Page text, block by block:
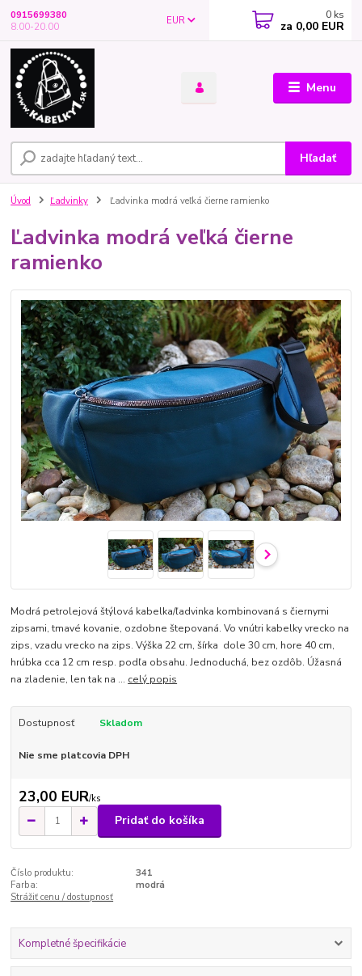
Menu
EUR
Hľadať
0915699380
8.00-20.00
0 ks
za 0,00 EUR
Úvod Ľadvinky Ľadvinka modrá veľká čierne ramienko
Ľadvinka modrá veľká čierne
ramienko
Modrá petrolejová štýlová kabelka/ľadvinka kombinovaná s čiernymi
zipsami, tmavé kovanie, ozdobne štepovaná. Vo vnútri kabelky vrecko na
zips, vzadu vrecko na zips. Výška 22 cm, šírka dole 30 cm, hore 40 cm,
hrúbka cca 12 cm resp. podľa obsahu. Jednoduchá, bez ozdôb. Úžasná
na zladenie, len tak na ... celý popis
Dostupnosť Skladom
Nie sme platcovia DPH
23,00 EUR/ks
Pridať do košíka
Číslo produktu:
341
Farba:
modrá
Strážiť cenu / dostupnosť
Kompletné špecifikácie